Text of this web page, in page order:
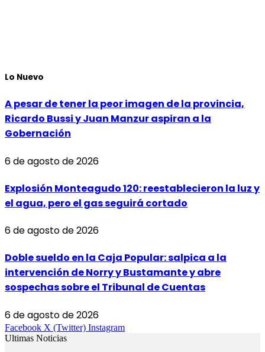
Lo Nuevo
A pesar de tener la peor imagen de la provincia,
Ricardo Bussi y Juan Manzur aspiran a la
Gobernación
6 de agosto de 2026
Explosión Monteagudo 120: reestablecieron la luz y
el agua, pero el gas seguirá cortado
6 de agosto de 2026
Doble sueldo en la Caja Popular: salpica a la
intervención de Norry y Bustamante y abre
sospechas sobre el Tribunal de Cuentas
6 de agosto de 2026
Facebook X (Twitter) Instagram
Ultimas Noticias